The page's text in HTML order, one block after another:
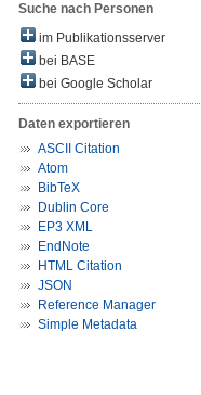
Suche nach Personen
im Publikationsserver
bei BASE
bei Google Scholar
Daten exportieren
ASCII Citation
Atom
BibTeX
Dublin Core
EP3 XML
EndNote
HTML Citation
JSON
Reference Manager
Simple Metadata